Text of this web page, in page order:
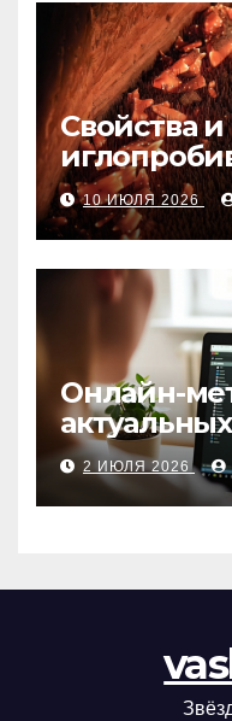
Свойства
матов
10 ИЮЛЯ 2026
Онлайн-
2 ИЮЛЯ 2026